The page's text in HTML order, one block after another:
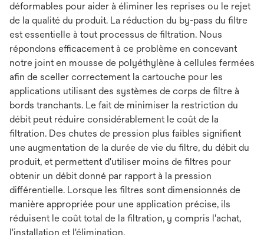
déformables pour aider à éliminer les reprises ou le rejet
de la qualité du produit. La réduction du by-pass du filtre
est essentielle à tout processus de filtration. Nous
répondons efficacement à ce problème en concevant
notre joint en mousse de polyéthylène à cellules fermées
afin de sceller correctement la cartouche pour les
applications utilisant des systèmes de corps de filtre à
bords tranchants. Le fait de minimiser la restriction du
débit peut réduire considérablement le coût de la
filtration. Des chutes de pression plus faibles signifient
une augmentation de la durée de vie du filtre, du débit du
produit, et permettent d'utiliser moins de filtres pour
obtenir un débit donné par rapport à la pression
différentielle. Lorsque les filtres sont dimensionnés de
manière appropriée pour une application précise, ils
réduisent le coût total de la filtration, y compris l'achat,
l'installation et l'élimination.